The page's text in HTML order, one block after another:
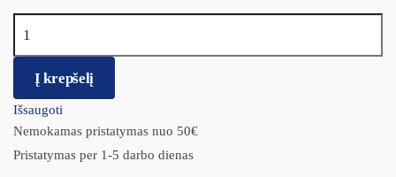
Į krepšelį
Išsaugoti
Nemokamas pristatymas nuo 50€
Pristatymas per 1-5 darbo dienas